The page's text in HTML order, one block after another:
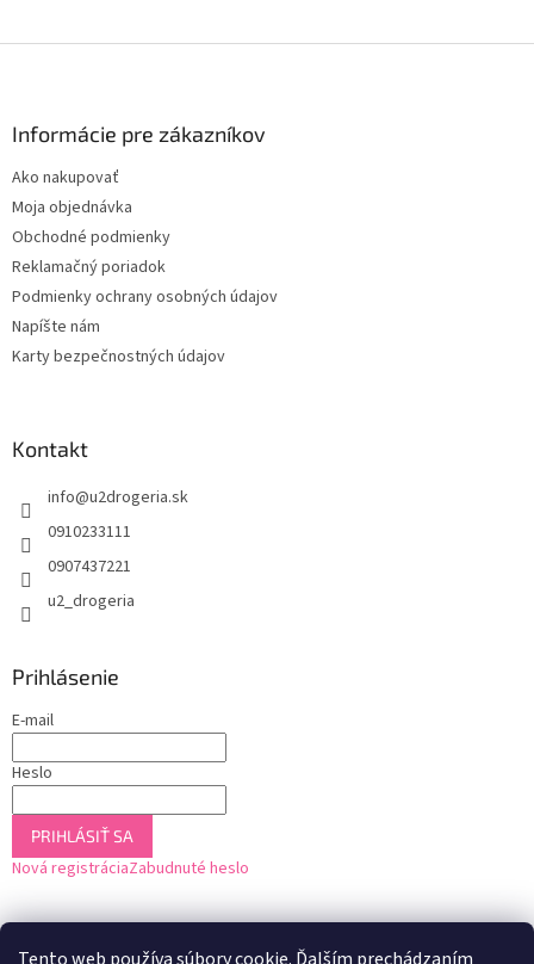
Informácie pre zákazníkov
Ako nakupovať
Moja objednávka
Obchodné podmienky
Reklamačný poriadok
Podmienky ochrany osobných údajov
Napíšte nám
Karty bezpečnostných údajov
Kontakt
info@u2drogeria.sk
0910233111
0907437221
u2_drogeria
Prihlásenie
E-mail
Heslo
PRIHLÁSIŤ SA
Nová registráciaZabudnuté heslo